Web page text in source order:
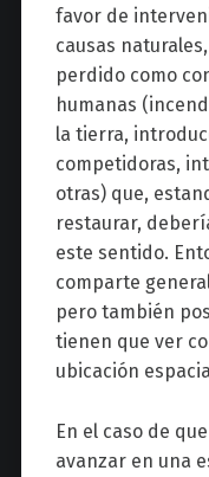
favor de
causas
perdido como
humanas
la tierra,
competidoras,
otras) que,
restaurar,
este sentido.
comparte
pero también
tienen que ver
ubicación
En el caso de
avanzar en una